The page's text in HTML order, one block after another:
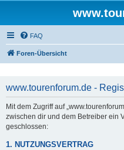
FAQ
Foren-Übersicht
www.tourenforum.de -
Mit dem Zugriff auf
zwischen dir und dem Betreiber ein
geschlossen:
1. NUTZUNGSVERTRAG